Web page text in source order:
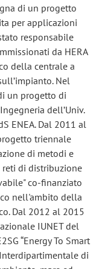
di un progetto
per applicazioni
responsabile
da HERA
della centrale a
Nel
un progetto di
dell’Univ.
ENEA. Dal 2011 al
triennale
di metodi e
di distribuzione
co-finanziato
nell'ambito della
Dal 2012 al 2015
IUNET del
“Energy To Smart
di